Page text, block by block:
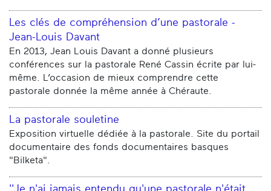
Les clés de compréhension d’une pastorale -
Jean-Louis Davant
En 2013, Jean Louis Davant a donné plusieurs
conférences sur la pastorale René Cassin écrite par lui-
même. L’occasion de mieux comprendre cette
pastorale donnée la même année à Chéraute.
La pastorale souletine
Exposition virtuelle dédiée à la pastorale. Site du portail
documentaire des fonds documentaires basques
"Bilketa".